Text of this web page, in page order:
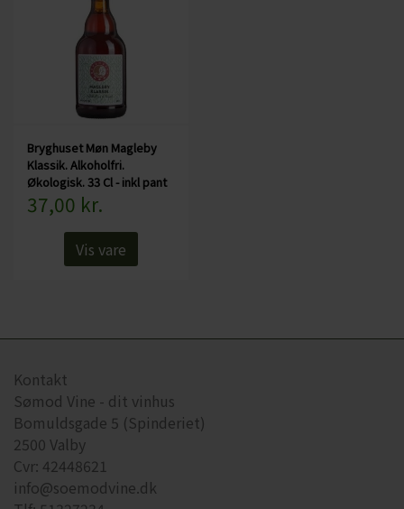
Bryghuset Møn Magleby
Klassik. Alkoholfri.
Økologisk. 33 Cl - inkl pant
37,00 kr.
Vis vare
Kontakt
Sømod Vine - dit vinhus
Bomuldsgade 5 (Spinderiet)
2500 Valby
Cvr: 42448621
info@soemodvine.dk